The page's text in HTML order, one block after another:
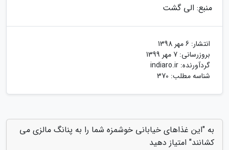
منبع: الی گشت
انتشار: 6 مهر 1398
بروزرسانی: 7 مهر 1399
گردآورنده: indiaro.ir
شناسه مطلب: 370
به "این غذاهای خیابانی خوشمزه شما را به پنانگ مالزی می
کشانند" امتیاز دهید